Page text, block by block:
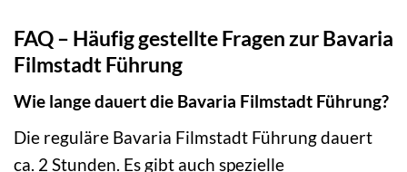
FAQ – Häufig gestellte Fragen zur Bavaria
Filmstadt Führung
Wie lange dauert die Bavaria Filmstadt Führung?
Die reguläre Bavaria Filmstadt Führung dauert
ca. 2 Stunden. Es gibt auch spezielle